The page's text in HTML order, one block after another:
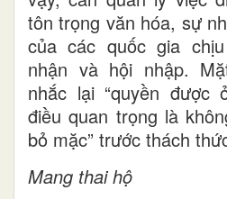
tôn trọng văn hóa, sự
của các quốc gia
nhận và hội nhập.
nhắc lại “quyền được
điều quan trọng là
bỏ mặc” trước thách
Mang thai hộ